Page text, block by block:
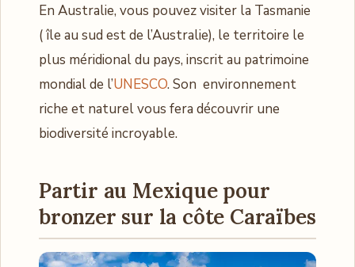
En Australie, vous pouvez visiter la Tasmanie
( île au sud est de l’Australie), le territoire le
plus méridional du pays, inscrit au patrimoine
mondial de l’UNESCO. Son environnement
riche et naturel vous fera découvrir une
biodiversité incroyable.
Partir au Mexiquepour
bronzer sur la côte Caraïbes